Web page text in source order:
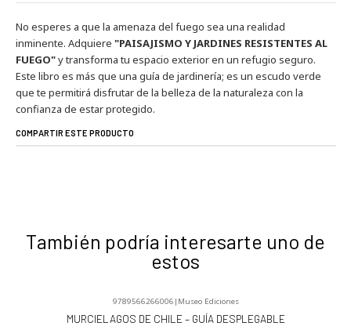
No esperes a que la amenaza del fuego sea una realidad
inminente. Adquiere "PAISAJISMO Y JARDINES RESISTENTES AL
FUEGO"y transforma tu espacio exterior en un refugio seguro.
Este libro es más que una guía de jardinería; es un escudo verde
que te permitirá disfrutar de la belleza de la naturaleza con la
confianza de estar protegido.
COMPARTIR ESTE PRODUCTO
También podría interesarte uno de
estos
OFF
9789566266006 | Museo Ediciones
MURCIELAGOS DE CHILE – GUÍA DESPLEGABLE